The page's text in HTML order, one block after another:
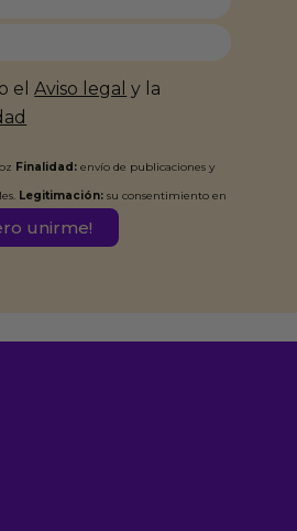
elAviso legal y la
Finalidad: envío de publicaciones y
Legitimación: su consentimiento en
Roig Muñoz. Podrás ejercer tus